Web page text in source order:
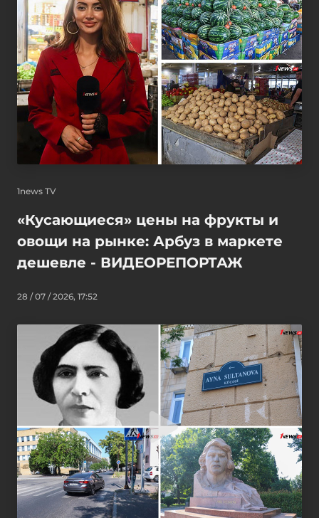
1news TV
«Кусающиеся» цены на фрукты и
овощи на рынке: Арбуз в маркете
дешевле - ВИДЕОРЕПОРТАЖ
28 / 07 / 2026, 17:52